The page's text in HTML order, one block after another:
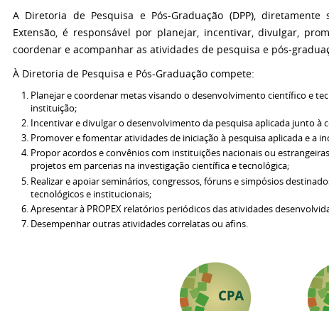
A Diretoria de Pesquisa e Pós-Graduação (DPP),
Extensão, é responsável por planejar, incentivar, divulgar,
coordenar e acompanhar as atividades de pesquisa e pós-
À Diretoria de Pesquisa e Pós-Graduação compete:
Planejar e coordenar metas visando o desenvolvimento científico e
instituição;
Incentivar e divulgar o desenvolvimento da pesquisa aplicada junto à
Promover e fomentar atividades de iniciação à pesquisa aplicada e a
Propor acordos e convênios com instituições nacionais ou
projetos em parcerias na investigação científica e tecnológica;
Realizar e apoiar seminários, congressos, fóruns e simpósios
tecnológicos e institucionais;
Apresentar à PROPEX relatórios periódicos das atividades
Desempenhar outras atividades correlatas ou afins.